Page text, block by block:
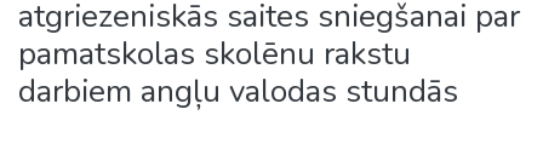
atgriezeniskās saites sniegšanai par
pamatskolas skolēnu rakstu
darbiem angļu valodas stundās